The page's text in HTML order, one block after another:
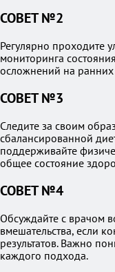
СОВЕТ №2
Регулярно проходите
мониторинга
осложнений на ранних
СОВЕТ №3
Следите за своим
сбалансированной
поддерживайте
общее состояние
СОВЕТ №4
Обсуждайте с врачом
вмешательства, если
результатов. Важно
каждого подхода.